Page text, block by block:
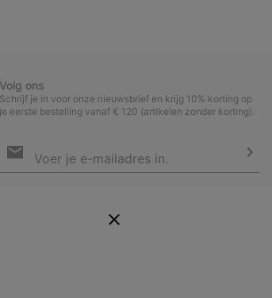
Volg ons
Schrijf je in voor onze nieuwsbrief en krijg 10% korting op
je eerste bestelling vanaf € 120 (artikelen zonder korting).
voor
je op de hoogte van nieuwe collecties, aanbiedingen en
Privacyverklaring